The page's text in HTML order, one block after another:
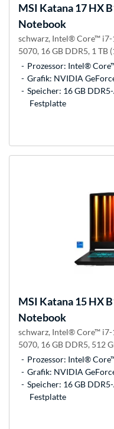
MSI Katana 17 HX
Notebook
schwarz, Intel® Core™
5070, 16 GB DDR5, 1 TB
Prozessor: Intel®
Grafik: NVIDIA
Speicher: 16 GB
Festplatte
MSI Katana 15 HX
Notebook
schwarz, Intel® Core™
5070, 16 GB DDR5, 512
Prozessor: Intel®
Grafik: NVIDIA
Speicher: 16 GB
Festplatte